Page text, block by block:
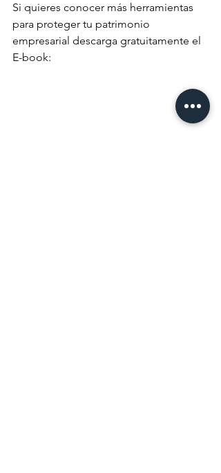
Si quieres conocer más herramientas
para proteger tu patrimonio
empresarial descarga gratuitamente el
E-book: